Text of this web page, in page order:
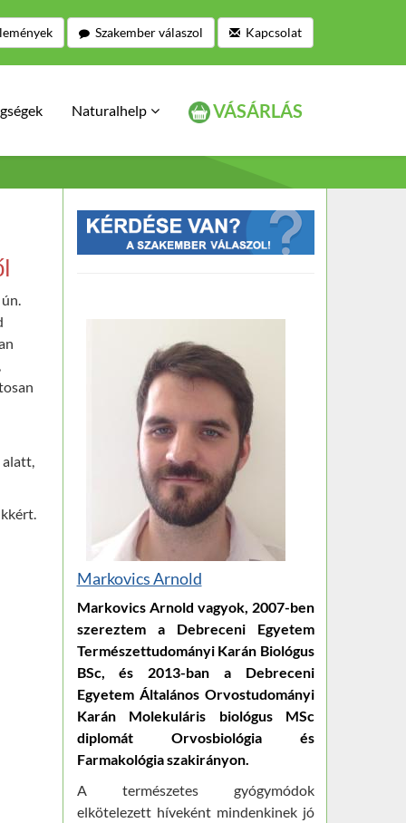
Szakember válaszol Kapcsolat
Naturalhelp VÁSÁRLÁS
alatt,
Markovics Arnold
Markovics Arnold vagyok, 2007-ben
szereztem a Debreceni Egyetem
Természettudományi Karán Biológus
BSc, és 2013-ban a Debreceni
Egyetem Általános Orvostudományi
Karán Molekuláris biológus MSc
diplomát Orvosbiológia és
Farmakológia szakirányon.
A természetes gyógymódok
elkötelezett híveként mindenkinek jó